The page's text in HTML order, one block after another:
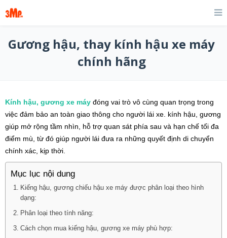
Gương hậu, thay kính hậu xe máy
chính hãng
Kính hậu, gương xe máy đóng vai trò vô cùng quan trọng trong
việc đảm bảo an toàn giao thông cho người lái xe. kính hậu, gương
giúp mở rộng tầm nhìn, hỗ trợ quan sát phía sau và hạn chế tối đa
điểm mù, từ đó giúp người lái đưa ra những quyết định di chuyển
chính xác, kịp thời.
Mục lục nội dung
Kiếng hậu, gương chiếu hậu xe máy được phân loại theo hình
dạng:
Phân loại theo tính năng:
Cách chọn mua kiếng hậu, gương xe máy phù hợp: